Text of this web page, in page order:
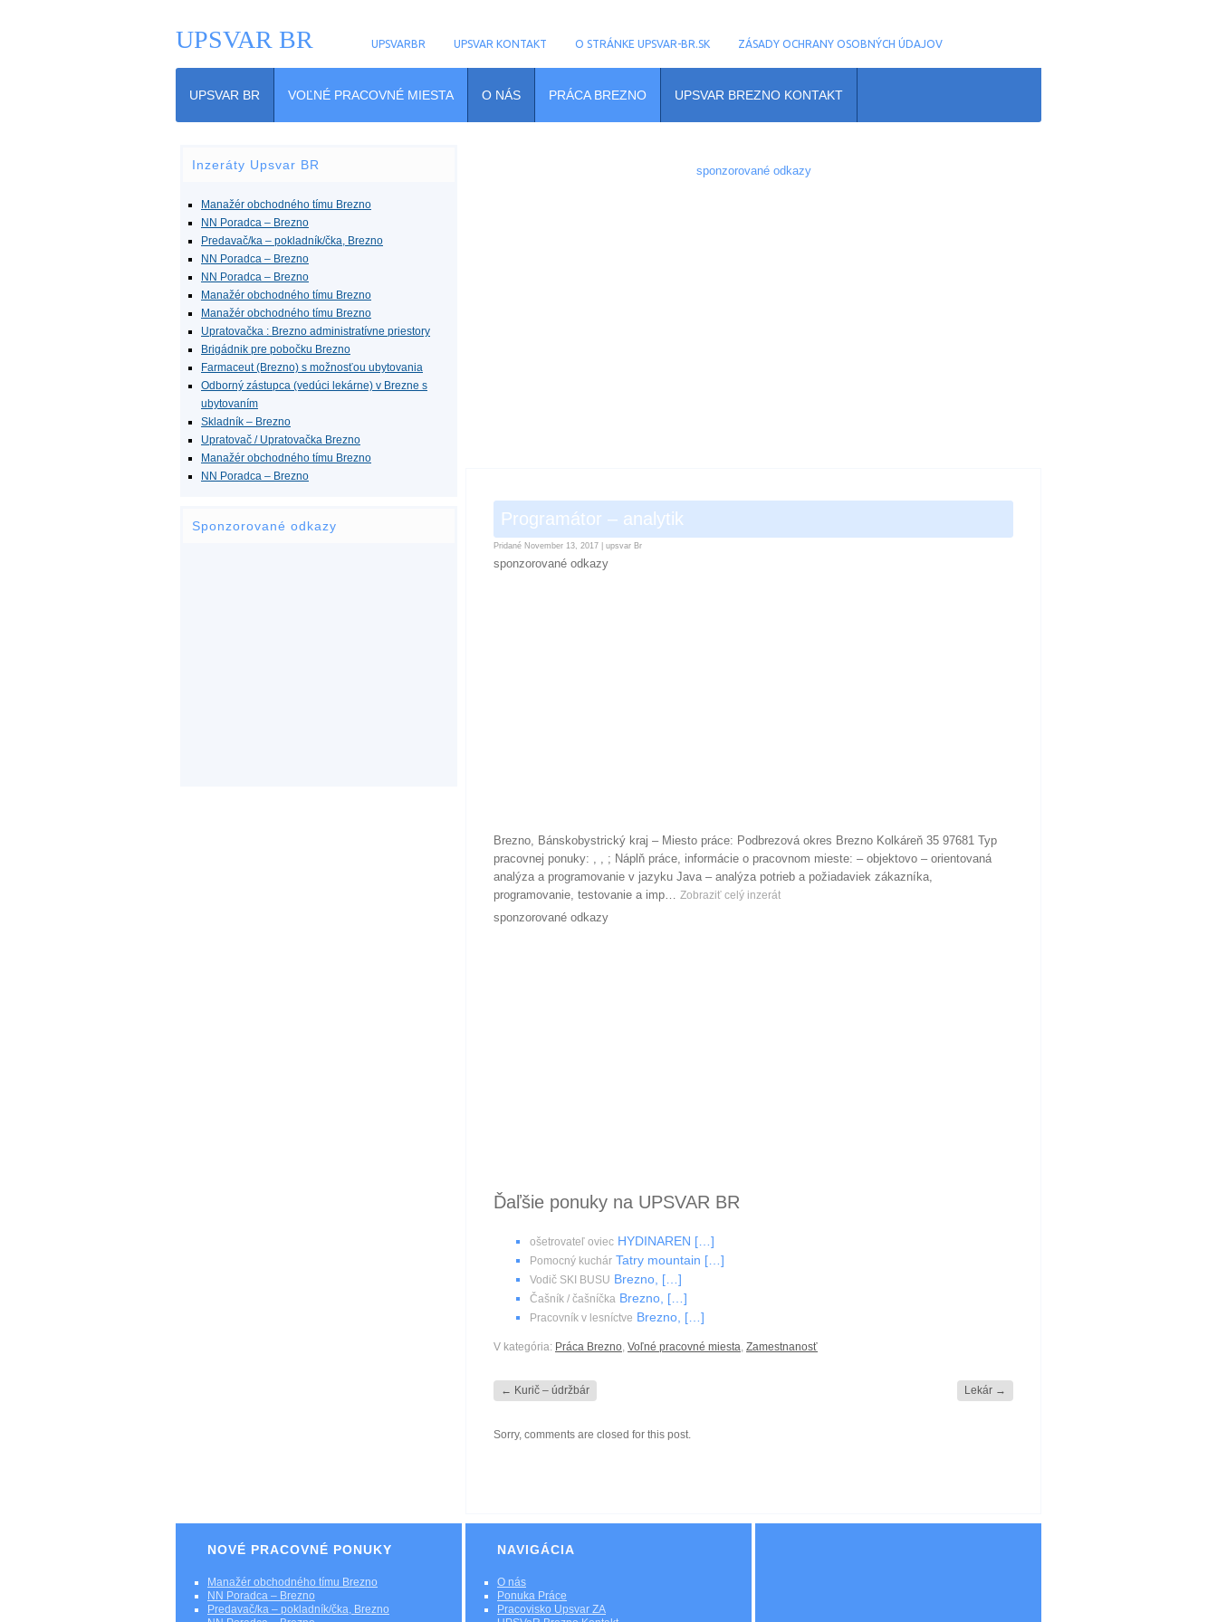
UPSVAR BR UPSVARBR UPSVAR KONTAKT O STRÁNKE UPSVAR-BR.SK ZÁSADY OCHRANY OSOBNÝCH ÚDAJOV
UPSVAR BR VOĽNÉ PRACOVNÉ MIESTA O NÁS PRÁCA BREZNO UPSVAR BREZNO KONTAKT
Inzeráty Upsvar BR
Manažér obchodného tímu Brezno
NN Poradca – Brezno
Predavač/ka – pokladník/čka, Brezno
NN Poradca – Brezno
NN Poradca – Brezno
Manažér obchodného tímu Brezno
Manažér obchodného tímu Brezno
Upratovačka : Brezno administratívne priestory
Brigádnik pre pobočku Brezno
Farmaceut (Brezno) s možnosťou ubytovania
Odborný zástupca (vedúci lekárne) v Brezne s
ubytovaním
Skladník – Brezno
Upratovač / Upratovačka Brezno
Manažér obchodného tímu Brezno
NN Poradca – Brezno
Sponzorované odkazy
sponzorované odkazy
Programátor – analytik
Pridané November 13, 2017 upsvar Br
sponzorované odkazy
Brezno, Bánskobystrický kraj – Miesto práce: Podbrezová okres Brezno Kolkáreň 35 97681 Typ
pracovnej ponuky: , , ; Náplň práce, informácie o pracovnom mieste: – objektovo – orientovaná
analýza a programovanie v jazyku Java – analýza potrieb a požiadaviek zákazníka,
programovanie, testovanie a imp… Zobraziť celý inzerát
sponzorované odkazy
Ďaľšie ponuky na UPSVAR BR
ošetrovateľ oviec HYDINAREN […]
Pomocný kuchár Tatry mountain […]
Vodič SKI BUSU Brezno, […]
Čašník / čašníčka Brezno, […]
Pracovník v lesníctve Brezno, […]
V kategória: Práca Brezno, Voľné pracovné miesta, Zamestnanosť
← Kurič – údržbár Lekár →
Sorry, comments are closed for this post.
NOVÉ PRACOVNÉ PONUKY
Manažér obchodného tímu Brezno
NN Poradca – Brezno
Predavač/ka – pokladník/čka, Brezno
NAVIGÁCIA
O nás
Ponuka Práce
Pracovisko Upsvar ZA